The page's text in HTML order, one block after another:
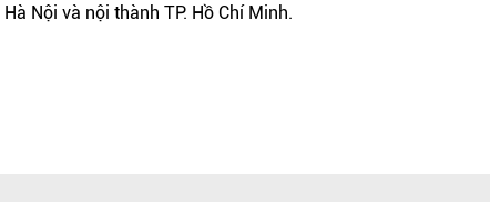
Nội và nội thành TP. Hồ Chí Minh.